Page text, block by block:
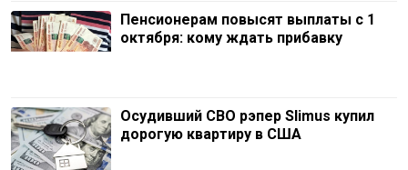
Пенсионерам повысят выплаты с 1
октября: кому ждать прибавку
Осудивший СВО рэпер Slimus купил
дорогую квартиру в США